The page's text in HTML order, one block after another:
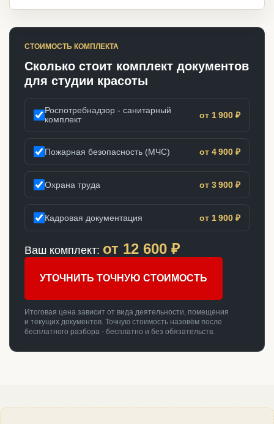
СТОИМОСТЬ КОМПЛЕКТА
Сколько стоит комплект документов
для студии красоты
Роспотребнадзор - санитарный
комплект
от 1 900 ₽
Пожарная безопасность (МЧС) от 4 900 ₽
Охрана труда от 3 900 ₽
Кадровая документация от 1 900 ₽
Ваш комплект: от 12 600 ₽
УТОЧНИТЬ ТОЧНУЮ СТОИМОСТЬ
Итоговая цена зависит от вида деятельности, помещения
и текущих документов. Точную стоимость назовём после
бесплатного разбора - бесплатно и без обязательств.